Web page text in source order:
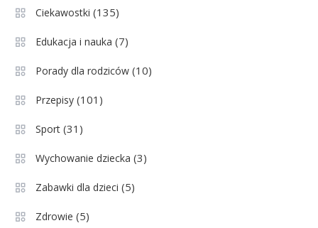
1 Wychowanie dziecka
Jak pomóc dziecku przygotować
dobre rozwiązanie dla
maturzysty?
Jagiellonia Białystok rankingi w
Ciekawostki (135)
Edukacja i nauka (7)
Porady dla rodziców (10)
Przepisy (101)
Sport (31)
Wychowanie dziecka (3)
Zabawki dla dzieci (5)
Zdrowie (5)